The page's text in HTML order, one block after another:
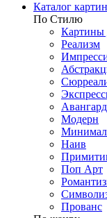
Каталог картин
По Стилю
Картины
Реализм
Модерн
Наив
Поп Арт
Прованс